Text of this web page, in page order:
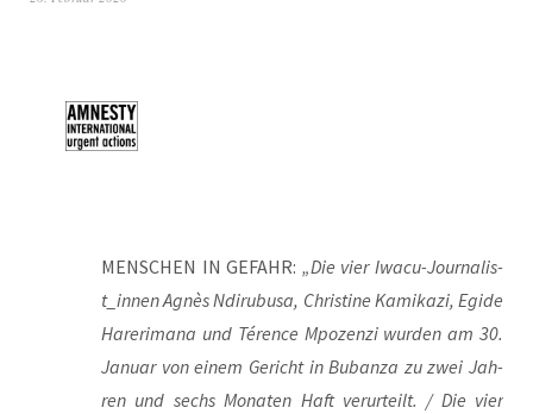
MENSCHEN IN GEFAHR: „Die vier Iwa­cu-Jour­na­lis­
t_in­nen Agnès Ndi­ru­busa, Chris­ti­ne Kami­ka­zi, Egi­de
Harer­i­ma­na und Térence Mpo­zen­zi wur­den am 30.
Janu­ar von einem Gericht in Buban­za zu zwei Jah­
ren und sechs Mona­ten Haft ver­ur­teilt. / Die vier